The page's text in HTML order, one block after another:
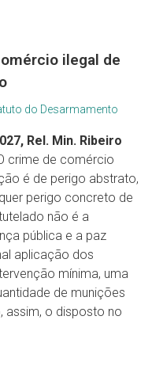
ilegal de
do Desarmamento
Rel. Min. Ribeiro
crime de comércio
é de perigo abstrato,
perigo concreto de
não é a
pública e a paz
aplicação dos
mínima, uma
de munições
assim, o disposto no